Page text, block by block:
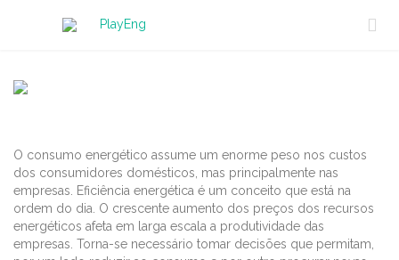

O consumo energético assume um enorme peso nos custos
dos consumidores domésticos, mas principalmente nas
empresas. Eficiência energética é um conceito que está na
ordem do dia. O crescente aumento dos preços dos recursos
energéticos afeta em larga escala a produtividade das
empresas. Torna-se necessário tomar decisões que permitam,